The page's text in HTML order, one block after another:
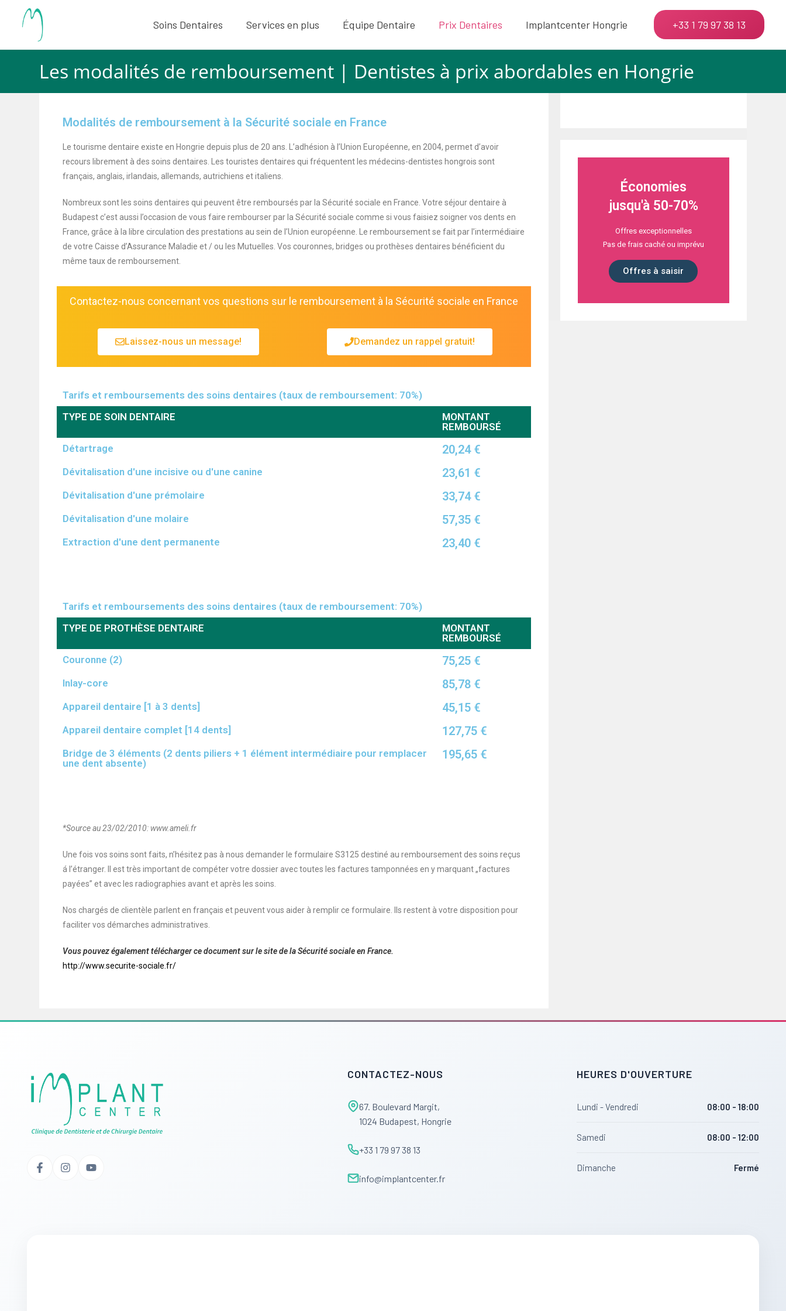
Soins Dentaires Services en plus Équipe Dentaire Prix Dentaires Implantcenter Hongrie +33 1 79 97 38 13
Les modalités de remboursement | Dentistes à prix abordables en Hongrie
Modalités de remboursement à la Sécurité sociale en France
Le tourisme dentaire existe en Hongrie depuis plus de 20 ans. L’adhésion à l’Union Européenne, en 2004, permet d’avoir
recours librement à des soins dentaires. Les touristes dentaires qui fréquentent les médecins-dentistes hongrois sont
français, anglais, irlandais, allemands, autrichiens et italiens.
Nombreux sont les soins dentaires qui peuvent être remboursés par la Sécurité sociale en France. Votre séjour dentaire à
Budapest c’est aussi l’occasion de vous faire rembourser par la Sécurité sociale comme si vous faisiez soigner vos dents en
France, grâce à la libre circulation des prestations au sein de l’Union européenne. Le remboursement se fait par l’intermédiaire
de votre Caisse d’Assurance Maladie et / ou les Mutuelles. Vos couronnes, bridges ou prothèses dentaires bénéficient du
même taux de remboursement.
Contactez-nous concernant vos questions sur le remboursement à la Sécurité sociale en France
Laissez-nous un message! Demandez un rappel gratuit!
Tarifs et remboursements des soins dentaires (taux de remboursement: 70%)
TYPE DE SOIN DENTAIRE
MONTANT
REMBOURSÉ
Détartrage
20,24 €
Dévitalisation d'une incisive ou d'une canine 23,61 €
Dévitalisation d'une prémolaire 33,74 €
Dévitalisation d'une molaire 57,35 €
Extraction d'une dent permanente 23,40 €
Tarifs et remboursements des soins dentaires (taux de remboursement: 70%)
TYPE DE PROTHÈSE DENTAIRE
MONTANT
REMBOURSÉ
Couronne (2)
75,25 €
Inlay-core 85,78 €
Appareil dentaire [1 à 3 dents] 45,15 €
Appareil dentaire complet [14 dents] 127,75 €
Bridge de 3 éléments (2 dents piliers + 1 élément intermédiaire pour remplacer
une dent absente)
195,65 €
*Source au 23/02/2010: www.ameli.fr
Une fois vos soins sont faits, n’hésitez pas à nous demander le formulaire S3125 destiné au remboursement des soins reçus
á l’étranger. Il est très important de compéter votre dossier avec toutes les factures tamponnées en y marquant „factures
payées” et avec les radiographies avant et après les soins.
Nos chargés de clientèle parlent en français et peuvent vous aider à remplir ce formulaire. Ils restent à votre disposition pour
faciliter vos démarches administratives.
Vous pouvez également télécharger ce document sur le site de la Sécurité sociale en France.
http://www.securite-sociale.fr/
Économies
jusqu'à 50-70%
Offres exceptionnelles
Pas de frais caché ou imprévu
Offres à saisir
CONTACTEZ-NOUS
67. Boulevard Margit,
1024 Budapest, Hongrie
+33 1 79 97 38 13
info@implantcenter.fr
HEURES D'OUVERTURE
Lundi - Vendredi 08:00 - 18:00
Samedi 08:00 - 12:00
Dimanche Fermé